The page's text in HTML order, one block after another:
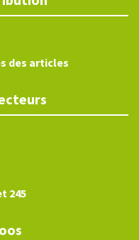
des articles
245